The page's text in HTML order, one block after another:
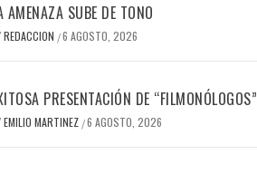
AMENAZA SUBE DE TONO
REDACCION /6 AGOSTO, 2026
PRESENTACIÓN DE “FILMONÓLOGOS”
EMILIO MARTINEZ /6 AGOSTO, 2026